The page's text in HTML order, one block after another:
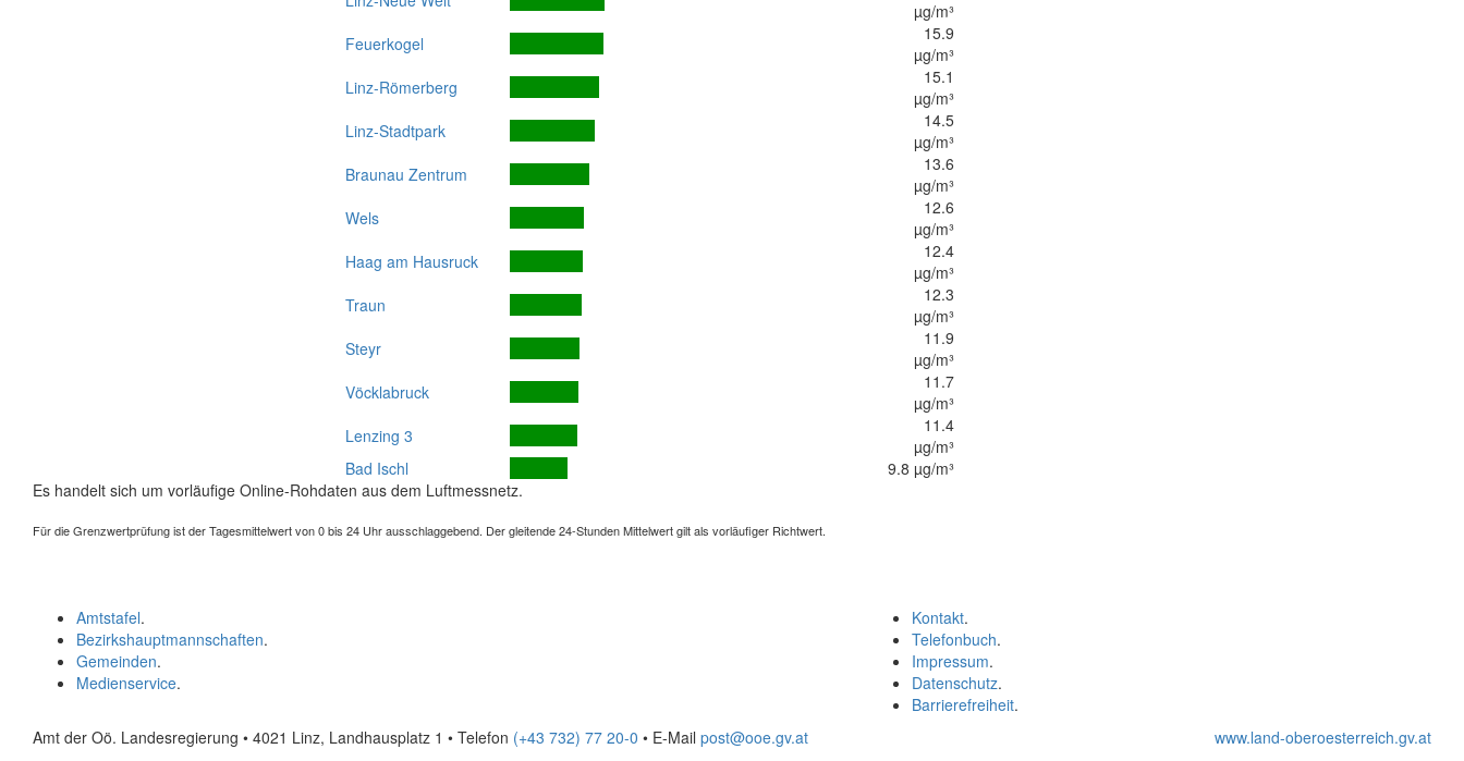
µg/m³
Feuerkogel
15.9
µg/m³
Linz-Römerberg
15.1
µg/m³
Linz-Stadtpark
14.5
µg/m³
Braunau Zentrum
13.6
µg/m³
Wels
12.6
µg/m³
Haag am Hausruck
12.4
µg/m³
Traun
12.3
µg/m³
Steyr
11.9
µg/m³
Vöcklabruck
11.7
µg/m³
Lenzing 3
11.4
µg/m³
Bad Ischl
9.8 µg/m³
Es handelt sich um vorläufige Online-Rohdaten aus dem Luftmessnetz.
Für die Grenzwertprüfung ist der Tagesmittelwert von 0 bis 24 Uhr ausschlaggebend. Der gleitende 24-Stunden Mittelwert gilt als vorläufiger Richtwert.
Kontakt.
Telefonbuch.
Impressum.
Datenschutz.
Barrierefreiheit.
Amtstafel.
Bezirkshauptmannschaften.
Gemeinden.
Medienservice.
Amt der Oö. Landesregierung • 4021 Linz, Landhausplatz 1 • Telefon (+43 732) 77 20-0 • E-Mail post@ooe.gv.at www.land-oberoesterreich.gv.at